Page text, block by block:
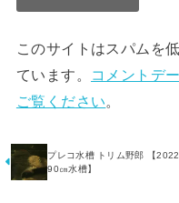
このサイトはスパムを
ています。
コメントデ
ご覧ください。
プレコ水槽 トリム野郎 【
90㎝水槽】